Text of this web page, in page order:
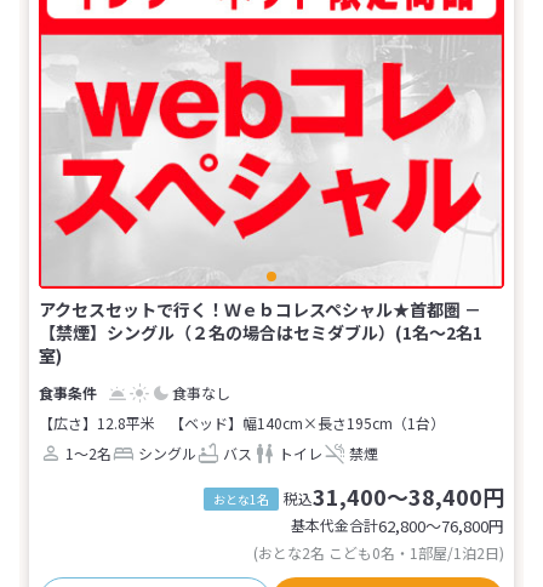
アクセスセットで行く！Ｗｅｂコレスペシャル★首都圏 －
【禁煙】シングル（２名の場合はセミダブル）(1名～2名1
室)
食事なし
【広さ】12.8平米
【ベッド】幅140cm×長さ195cm（1台）
1～2名
シングル バス トイレ 禁煙
おとな1名 税込31,400～38,400円
基本代金合計62,800〜76,800円
(おとな2名 こども0名・1部屋/1泊2日)